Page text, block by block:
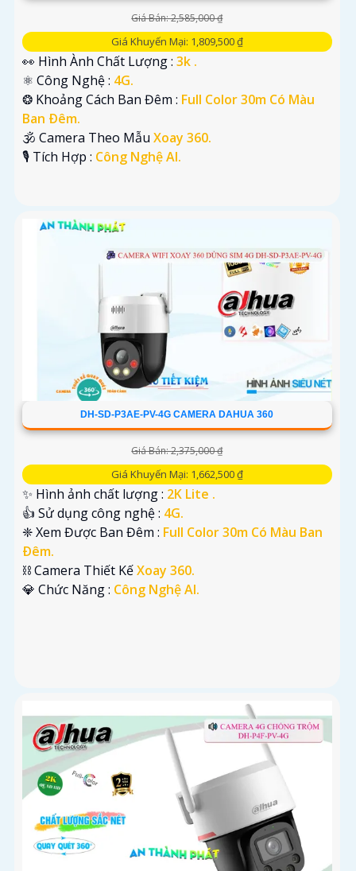
Giá Bán: 2,585,000 ₫
Giá Khuyến Mại: 1,809,500 ₫
👀 Hình Ành Chất Lượng : 3k .
⚛️ Công Nghệ : 4G.
❂ Khoảng Cách Ban Đêm : Full Color 30m Có Màu
Ban Ðêm.
🕉️ Camera Theo Mẫu Xoay 360.
️🎙 Tích Hợp : Công Nghệ AI.
DH-SD-P3AE-PV-4G CAMERA DAHUA 360
Giá Bán: 2,375,000 ₫
Giá Khuyến Mại: 1,662,500 ₫
✨ Hình ảnh chất lượng : 2K Lite .
👍 Sử dụng công nghệ : 4G.
❈ Xem Được Ban Đêm : Full Color 30m Có Màu Ban
Ðêm.
⛓ Camera Thiết KếXoay 360.
️💎 Chức Năng : Công Nghệ AI.